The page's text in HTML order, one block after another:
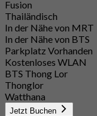
Fusion
Thailändisch
In der Nähe von MRT
In der Nähe von BTS
Parkplatz Vorhanden
Kostenloses WLAN
BTS Thong Lor
Thonglor
Watthana
Jetzt Buchen